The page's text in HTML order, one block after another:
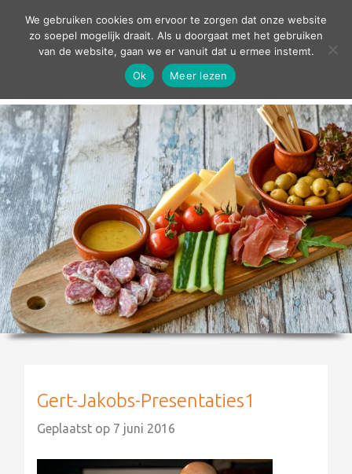
contact
home
agenda
theater
sport
grand café
zakelijk
over ons
Gert-Jakobs-Presentaties1
Geplaatst op 7 juni 2016
We gebruiken cookies om ervoor te zorgen dat onze website
zo soepel mogelijk draait. Als u doorgaat met het gebruiken
van de website, gaan we er vanuit dat u ermee instemt.
Ok
Meer lezen